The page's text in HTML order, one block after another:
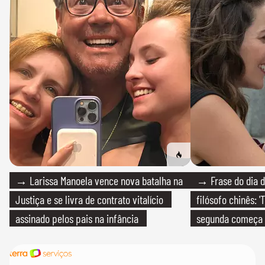
→ Larissa Manoela vence nova batalha na
Justiça e se livra de contrato vitalício
assinado pelos pais na infância
→ Frase do dia
filósofo chinês:
segunda